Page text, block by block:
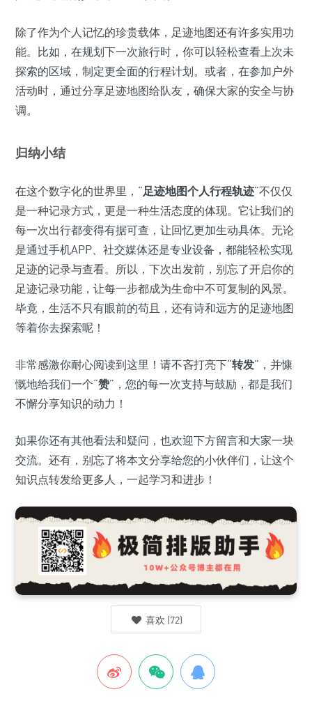
除了作为个人记忆的珍贵载体，足迹地图还有许多实用功
能。比如，在规划下一次旅行时，你可以轻松查看上次未
探索的区域，制定更全面的行程计划。或者，在参加户外
活动时，通过分享足迹地图给队友，确保大家的安全与协
调。
归纳小结
在这个数字化的世界里，“足迹地图个人行程轨迹”不仅仅
是一种记录方式，更是一种生活态度的体现。它让我们的
每一次出行都变得有据可查，让回忆更加生动具体。无论
是通过手机APP、社交媒体还是专业设备，都能轻松实现
足迹的记录与查看。所以，下次出发前，别忘了开启你的
足迹记录功能，让每一步都成为生命中不可复制的风景。
毕竟，生活不只有眼前的苟且，还有诗和远方的足迹地图
等着你去探索呢！
非常感激你耐心阅读到这里！请不吝打亮下“转发”，并慷
慨地给我们一个“赞”，您的每一次支持与鼓励，都是我们
不懈分享知识的动力！
如果你还有其他看法和疑问，也欢迎下方留言和大家一块
交流。还有，别忘了将本文分享给您的小伙伴们，让这个
知识点转发给更多人，一起学习和进步！
喜欢 (72)